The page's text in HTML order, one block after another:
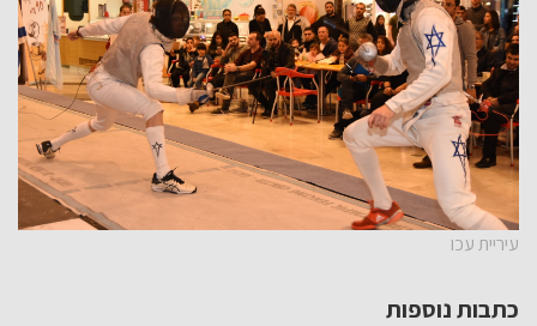
עיריית עכו
כתבות נוספות